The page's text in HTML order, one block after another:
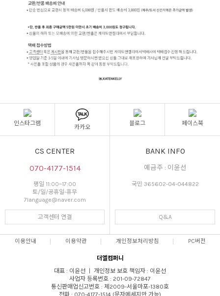
인스타그램
카카오
블로그 페이스북
CS CENTER
070-4177-1514
평일 11:00~17:00
토/일/공휴일-휴무
7language@naver.com
고객센터 연결
BANK INFO
예금주 : 이윤선
국민 365602-04-044822
Q&A
이용안내 이용약관 개인정보처리방침 PC버전
더엘컴퍼니
대표 : 이윤선 ㅣ 개인정보 보호 책임자 : 이윤선
사업자 등록번호 : 201-09-72847
통신판매업신고번호 : 제2009-서울마포-1380호
전화 : 070-4177-1514 (문자메세지만 가능)